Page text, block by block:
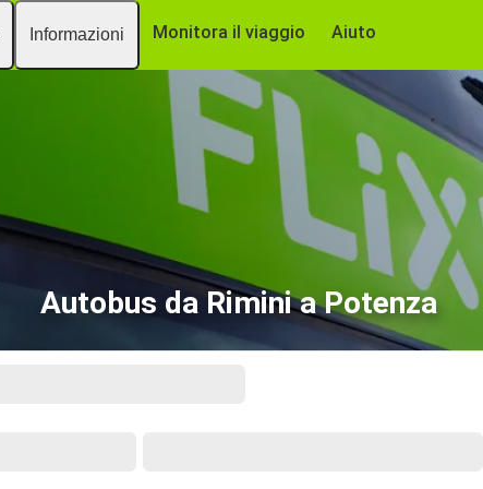
Informazioni Monitora il viaggio Aiuto
Autobus da Rimini a Potenza